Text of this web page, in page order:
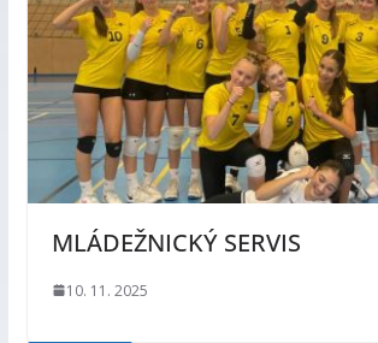
MLÁDEŽNICKÝ SERVIS
10. 11. 2025